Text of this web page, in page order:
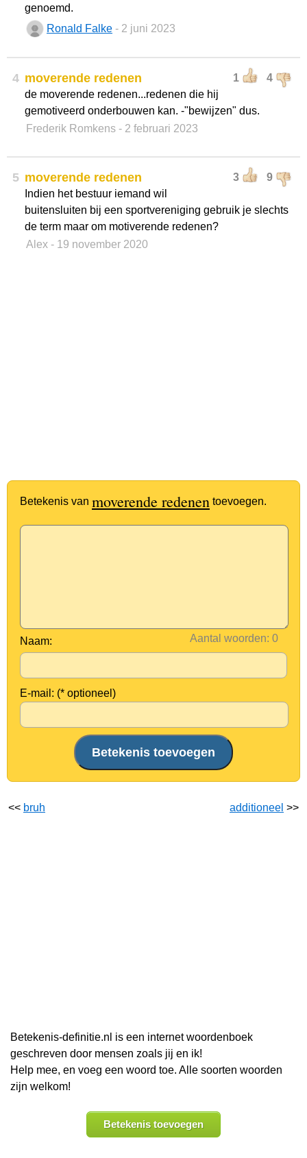
genoemd.
Ronald Falke - 2 juni 2023
4 1 4
moverende redenen
de moverende redenen...redenen die hij
gemotiveerd onderbouwen kan. -"bewijzen" dus.
Frederik Romkens - 2 februari 2023
5 3 9
moverende redenen
Indien het bestuur iemand wil
buitensluiten bij een sportvereniging gebruik je slechts
de term maar om motiverende redenen?
Alex - 19 november 2020
Betekenis van moverende redenen toevoegen.
Aantal woorden:
Naam:
E-mail: (* optioneel)
<< bruh additioneel >>
Betekenis-definitie.nl is een internet woordenboek
geschreven door mensen zoals jij en ik!
Help mee, en voeg een woord toe. Alle soorten woorden
zijn welkom!
Betekenis toevoegen